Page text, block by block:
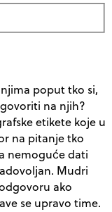
poput tko si,
na njih?
etikete koje u
na pitanje tko
nemoguće dati
Mudri
ako
se upravo time.